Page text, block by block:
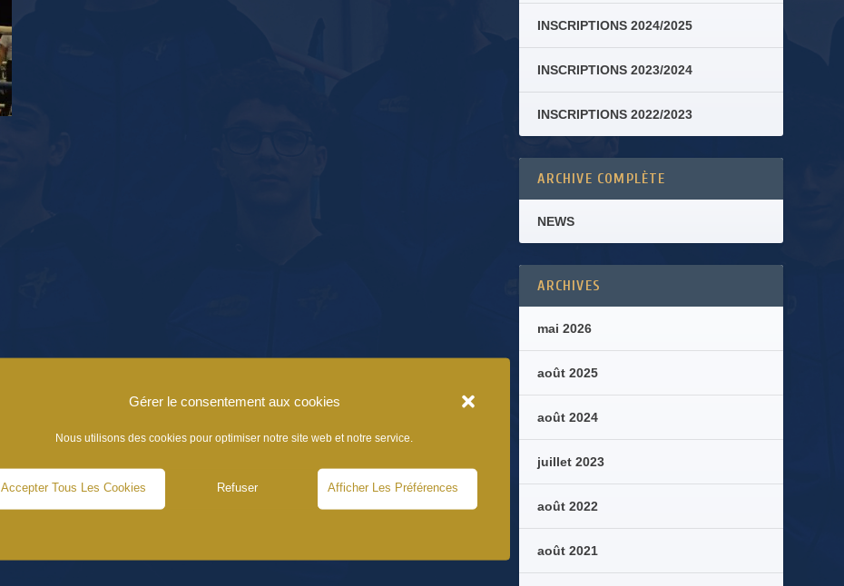
Gérer le consentement aux cookies
Nous utilisons des cookies pour optimiser notre site web et notre service.
Accepter Tous Les Cookies Refuser Afficher Les Préférences
INSCRIPTIONS 2024/2025
INSCRIPTIONS 2023/2024
INSCRIPTIONS 2022/2023
ARCHIVE COMPLÈTE
NEWS
ARCHIVES
mai 2026
août 2025
août 2024
juillet 2023
août 2022
août 2021